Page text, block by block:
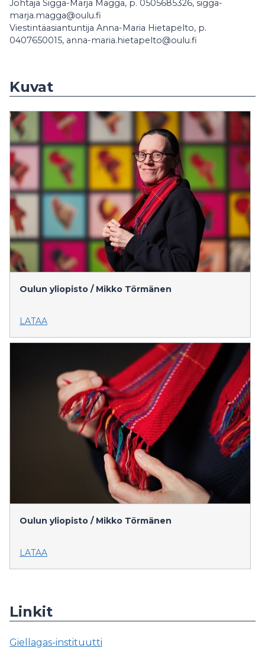
Johtaja Sigga-Marja Magga, p. 0505685326, sigga-
marja.magga@oulu.fi
Viestintäasiantuntija Anna-Maria Hietapelto, p.
0407650015, anna-maria.hietapelto@oulu.fi
Kuvat
Oulun yliopisto / Mikko Törmänen
LATAA
Oulun yliopisto / Mikko Törmänen
LATAA
Linkit
Giellagas-instituutti